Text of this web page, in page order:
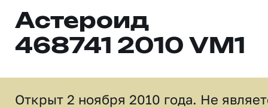
Астероид
468741 2010 VM1
Открыт 2 ноября 2010 года. Не